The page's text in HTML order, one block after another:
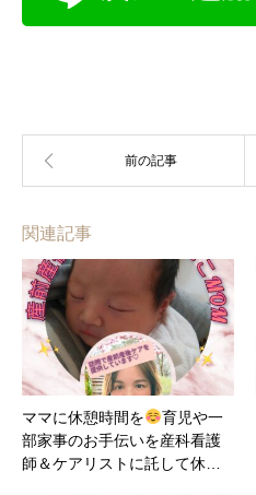
関連記事
ママに休憩時間を
育児や一
部家事のお手伝いを産科看護
師＆ケアリストに託して休…